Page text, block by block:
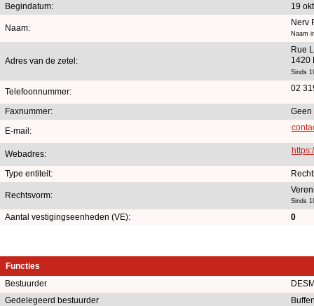
Begindatum: 19
Naam:
Nerv
Naam
Adres van de zetel:
Rue
1420
Sinds
Telefoonnummer: 02
Faxnummer:
Geen
E-mail:
Webadres:
Type entiteit:
Rechtsvorm:
Sinds
Aantal vestigingseenheden (VE): 0
Functies
Bestuurder
Gedelegeerd bestuurder